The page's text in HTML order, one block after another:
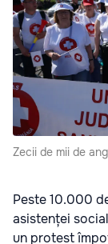
Zecii de mii de
Peste 10.000
asistenței
un protest